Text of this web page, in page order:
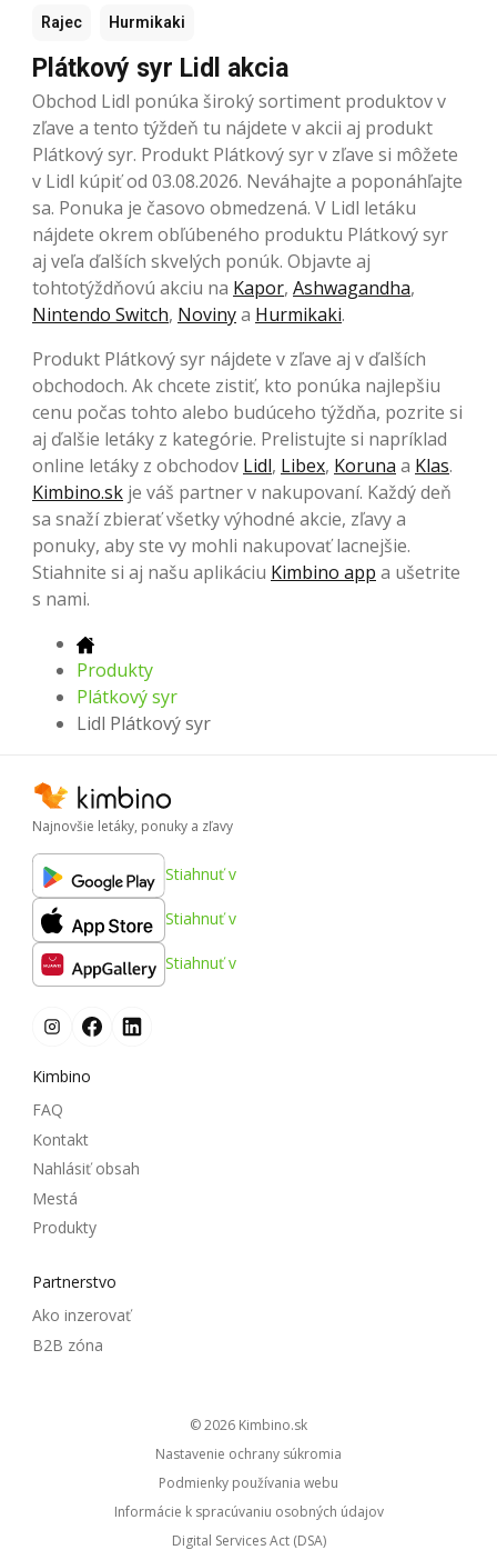
Rajec Hurmikaki
Plátkový syr Lidl akcia
Obchod Lidl ponúka široký sortiment produktov v
zľave a tento týždeň tu nájdete v akcii aj produkt
Plátkový syr. Produkt Plátkový syr v zľave si môžete
v Lidl kúpiť od 03.08.2026. Neváhajte a poponáhľajte
sa. Ponuka je časovo obmedzená. V Lidl letáku
nájdete okrem obľúbeného produktu Plátkový syr
aj veľa ďalších skvelých ponúk. Objavte aj
tohtotýždňovú akciu na Kapor, Ashwagandha,
Nintendo Switch, Novinya Hurmikaki.
Produkt Plátkový syr nájdete v zľave aj v ďalších
obchodoch. Ak chcete zistiť, kto ponúka najlepšiu
cenu počas tohto alebo budúceho týždňa, pozrite si
aj ďalšie letáky z kategórie. Prelistujte si napríklad
online letáky z obchodov Lidl, Libex, Koruna a Klas.
Kimbino.sk je váš partner v nakupovaní. Každý deň
sa snaží zbierať všetky výhodné akcie, zľavy a
ponuky, aby ste vy mohli nakupovať lacnejšie.
Stiahnite si aj našu aplikáciu Kimbino app a ušetrite
s nami.
Produkty
Plátkový syr
Lidl Plátkový syr
Najnovšie letáky, ponuky a zľavy
Stiahnuť v
Stiahnuť v
Stiahnuť v
Kimbino
FAQ
Kontakt
Nahlásiť obsah
Mestá
Produkty
Partnerstvo
Ako inzerovať
B2B zóna
© 2026
kimbino.sk
Nastavenie ochrany súkromia
Podmienky používania webu
Informácie k spracúvaniu osobných údajov
Digital Services Act (DSA)